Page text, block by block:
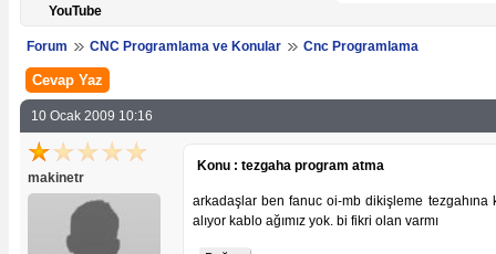
YouTube
Forum CNC Programlama ve Konular Cnc Programlama
Cevap Yaz
10 Ocak 2009 10:16
makinetr
Konu : tezgaha program atma
arkadaşlar ben fanuc oi-mb dikişleme tezgahına
alıyor kablo ağımız yok. bi fikri olan varmı